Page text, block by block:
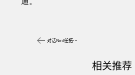
对话Nint任拓：电商进入双赛道时代，品牌做内容和货架的比例要64开｜ Morketing灵眸一刻⑤期
相关推荐